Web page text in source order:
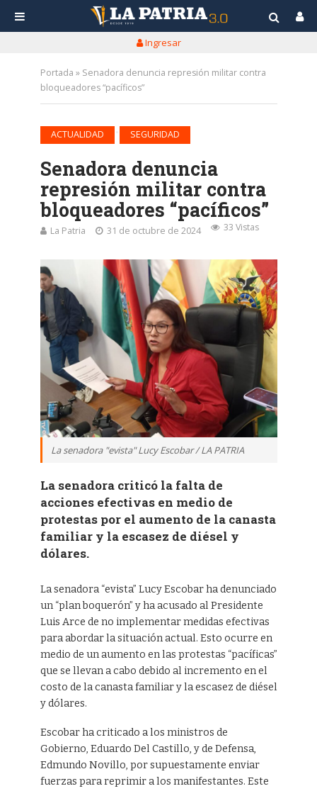
Ingresar
Portada » Senadora denuncia represión militar contra
bloqueadores “pacíficos”
ACTUALIDAD SEGURIDAD
Senadora denuncia
represión militar contra
bloqueadores “pacíficos”
La Patria 31 de octubre de 2024 33 Vistas
La senadora "evista" Lucy Escobar / LA PATRIA
La senadora criticó la falta de
acciones efectivas en medio de
protestas por el aumento de la canasta
familiar y la escasez de diésel y
dólares.
La senadora “evista” Lucy Escobar ha denunciado
un “plan boquerón” y ha acusado al Presidente
Luis Arce de no implementar medidas efectivas
para abordar la situación actual. Esto ocurre en
medio de un aumento en las protestas “pacíficas”
que se llevan a cabo debido al incremento en el
costo de la canasta familiar y la escasez de diésel
y dólares.
Escobar ha criticado a los ministros de
Gobierno, Eduardo Del Castillo, y de Defensa,
Edmundo Novillo, por supuestamente enviar
fuerzas para reprimir a los manifestantes. Este